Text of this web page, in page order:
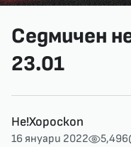
Седмичен
23.01
Не!Хороскоп
16 януари 2022 5,496